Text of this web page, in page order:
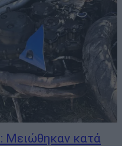
Μειώθηκαν κατά